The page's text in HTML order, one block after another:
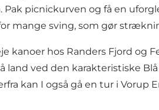
picnickurven og få en
mange sving, som gør
kanoer hos Randers Fjord og
land ved den karakteristiske
kan I også gå en tur i Vorup